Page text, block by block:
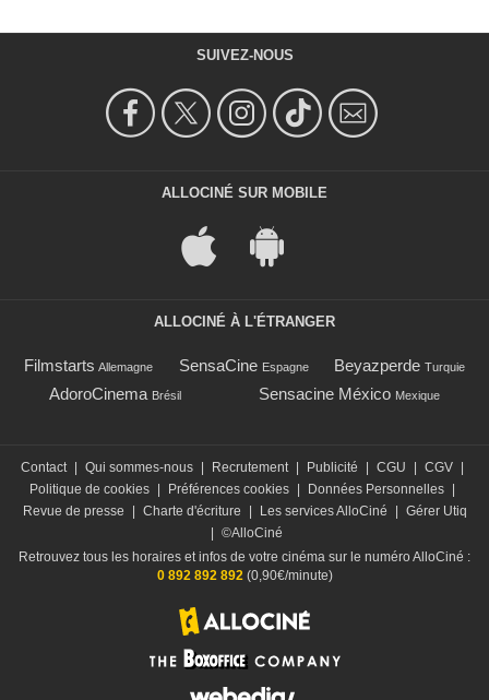
SUIVEZ-NOUS
ALLOCINÉ SUR MOBILE
ALLOCINÉ À L'ÉTRANGER
Filmstarts Allemagne SensaCine Espagne Beyazperde Turquie
AdoroCinema Brésil Sensacine México Mexique
Contact | Qui sommes-nous | Recrutement | Publicité | CGU | CGV |
Politique de cookies | Préférences cookies | Données Personnelles |
Revue de presse
| Charte d'écriture | Les services AlloCiné | Gérer Utiq
| ©AlloCiné
Retrouvez tous les horaires et infos de votre cinéma sur le numéro AlloCiné :
0 892 892 892 (0,90€/minute)